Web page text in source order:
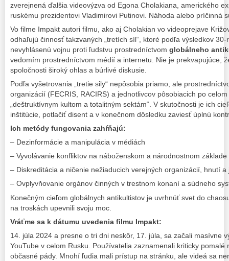
zverejnená ďalšia videovýzva od Egona Cholakiana, amerického
ruskému prezidentovi Vladimirovi Putinovi. Náhoda alebo príčinná
Vo filme Impakt autori filmu, ako aj Cholakian vo videoprejave
odhaľujú činnosť takzvaných „tretích síl“, ktoré podľa výsledkov
nevyhlásenú vojnu proti ľudstvu prostredníctvom globálneho
vedomím prostredníctvom médií a internetu. Nie je prekvapujúce,
spoločnosti široký ohlas a búrlivé diskusie.
Podľa vyšetrovania „tretie sily“ nepôsobia priamo, ale
organizácií (FECRIS, RACIRS) a jednotlivcov pôsobiacich po
„deštruktívnym kultom a totalitným sektám“. V skutočnosti je ich
inštitúcie, potlačiť disent a v konečnom dôsledku zaviesť úplnú
Ich metódy fungovania zahŕňajú:
– Dezinformácie a manipulácia v médiách
– Vyvolávanie konfliktov na náboženskom a národnostnom základe
– Diskreditácia a ničenie nežiaducich verejných organizácií, hnutí a
– Ovplyvňovanie orgánov činných v trestnom konaní a súdneho
Konečným cieľom globálnych antikultistov je uvrhnúť svet do
na troskách upevnili svoju moc.
Vráťme sa k dátumu uvedenia filmu Impakt:
14. júla 2024 a presne o tri dni neskôr, 17. júla, sa začali masívne
YouTube v celom Rusku. Používatelia zaznamenali kriticky
občasné pády. Mnohí ľudia mali prístup na stránku, ale videá sa